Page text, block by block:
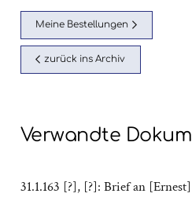
Meine Bestellungen
zurück ins Archiv
Verwandte
31.1.163 [?], [?]: Brief an